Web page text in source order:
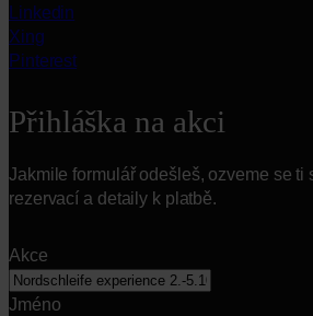
Linkedin
Xing
Pinterest
Přihláška na akci
Jakmile formulář odešleš, ozveme se ti
rezervací a detaily k platbě.
Akce
Jméno